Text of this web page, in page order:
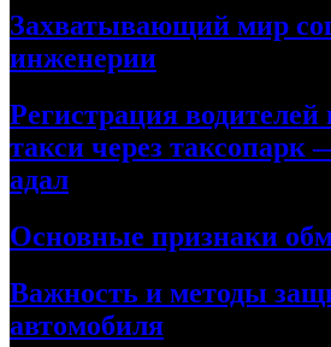
Захватывающий мир
инженерии
Регистрация водителей
такси через
адал
Основные признаки
Важность и методы
автомобиля